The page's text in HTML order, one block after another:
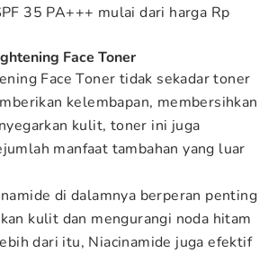
35 PA+++ mulai dari harga Rp
Face Toner
Face Toner tidak sekadar toner
kelembapan, membersihkan
kulit, toner ini juga
manfaat tambahan yang luar
di dalamnya berperan penting
kulit dan mengurangi noda hitam
dari itu, Niacinamide juga efektif